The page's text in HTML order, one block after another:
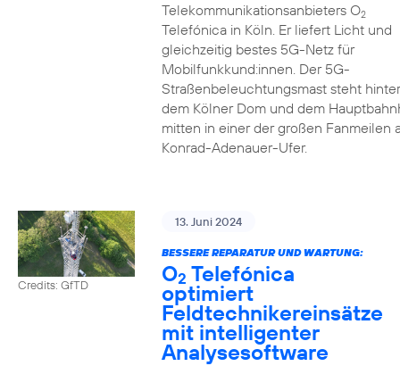
Telekommunikationsanbieters O2
Telefónica in Köln. Er liefert Licht und
gleichzeitig bestes 5G-Netz für
Mobilfunkkund:innen. Der 5G-
Straßenbeleuchtungsmast steht hinter
dem Kölner Dom und dem
mitten in einer der großen Fanmeilen
Konrad-Adenauer-Ufer.
Credits: GfTD
13. Juni 2024
BESSERE REPARATUR UND WARTUNG:
O2 Telefónica
optimiert
Feldtechnikereinsätze
mit intelligenter
Analysesoftware